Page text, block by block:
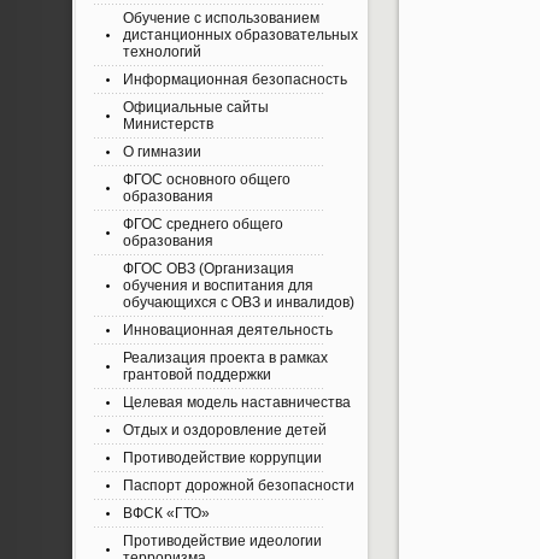
Обучение с использованием
дистанционных образовательных
технологий
Информационная безопасность
Официальные сайты
Министерств
О гимназии
ФГОС основного общего
образования
ФГОС среднего общего
образования
ФГОС ОВЗ (Организация
обучения и воспитания для
обучающихся с ОВЗ и инвалидов)
Инновационная деятельность
Реализация проекта в рамках
грантовой поддержки
Целевая модель наставничества
Отдых и оздоровление детей
Противодействие коррупции
Паспорт дорожной безопасности
ВФСК «ГТО»
Противодействие идеологии